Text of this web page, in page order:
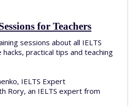
for Teachers
sessions about all IELTS
practical tips and teaching
IELTS Expert
Rory, an IELTS expert from